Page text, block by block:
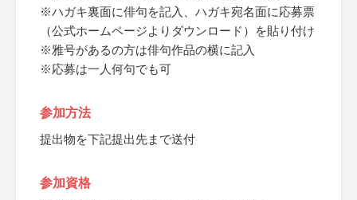
※ハガキ裏面に俳句を記入、ハガキ宛名面に応募票
（公式ホームページよりダウンロード）を貼り付け
※雅号があるの方は俳句作品の横に記入
※応募は一人何句でも可
参加方法
提出物を下記提出先まで送付
参加資格